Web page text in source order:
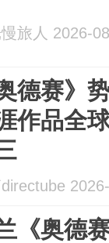
慢旅人 2026-
奥德赛》
作品全
《奥德